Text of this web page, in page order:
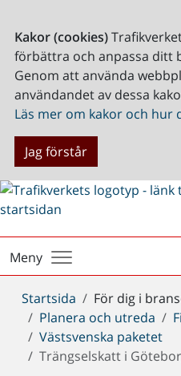
Kakor (cookies)
förbättra och anpassa ditt
Genom att använda
användandet av dessa
Läs mer om kakor och hur
Jag förstår
Meny
Du
är
här:
Startsida
För dig i
Planera och utreda
Västsvenska paketet
Trängselskatt i